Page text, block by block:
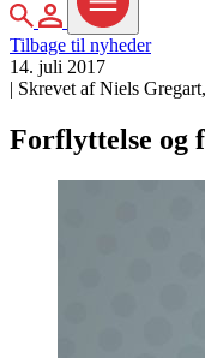
Menu
Tilbage til nyheder
14. juli 2017
| Skrevet af Niels
Forflyttelse og